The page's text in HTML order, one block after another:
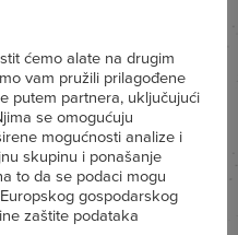
i ukusno!
ćemo alate na drugim
vam pružili prilagođene
putem partnera, uključujući
se omogućuju
mogućnosti analize i
skupinu i ponašanje
to da se podaci mogu
gospodarskog
zaštite podataka